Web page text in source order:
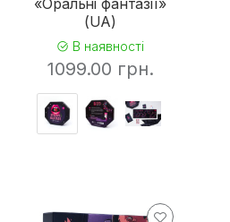
«Оральні фантазії»
(UA)
В наявності
1099.00 грн.